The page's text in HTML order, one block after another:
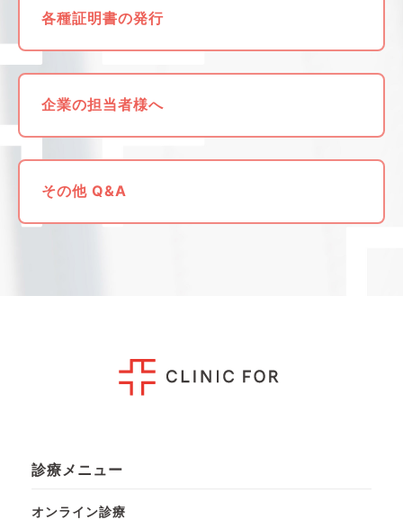
各種証明書の発行
企業の担当者様へ
その他 Q&A
診療メニュー
オンライン診療